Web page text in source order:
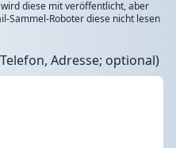
diese mit veröffentlicht, aber
Sammel-Roboter diese nicht lesen
Adresse; optional)